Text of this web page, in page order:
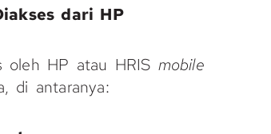
dari HP
oleh HP atau HRIS mobile
di antaranya: